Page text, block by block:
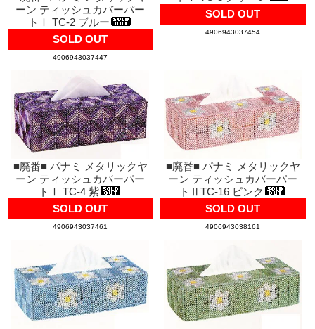
ーン ティッシュカバーパー
トⅠ TC-2 ブルー
SOLD OUT
4906943037447
SOLD OUT
4906943037454
■廃番■ パナミ メタリックヤ
ーン ティッシュカバーパー
トⅠ TC-4 紫
SOLD OUT
4906943037461
■廃番■ パナミ メタリックヤ
ーン ティッシュカバーパー
トⅡTC-16 ピンク
SOLD OUT
4906943038161